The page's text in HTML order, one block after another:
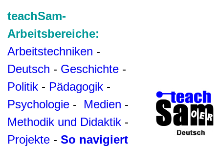
teachSam-
Arbeitsbereiche:
Arbeitstechniken -
Deutsch - Geschichte -
Politik - Pädagogik -
Psychologie - Medien -
Methodik und Didaktik -
Projekte - So navigiert